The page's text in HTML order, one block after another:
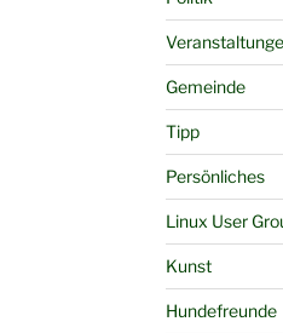
Gemeinde
Tipp
Persönliches
Linux User
Kunst
Hundefreunde